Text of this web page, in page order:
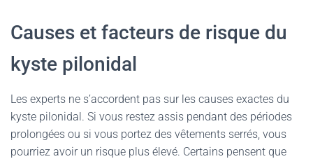
Causes et facteurs de risque du
kyste pilonidal
Les experts ne s’accordent pas sur les causes exactes du
kyste pilonidal. Si vous restez assis pendant des périodes
prolongées ou si vous portez des vêtements serrés, vous
pourriez avoir un risque plus élevé. Certains pensent que